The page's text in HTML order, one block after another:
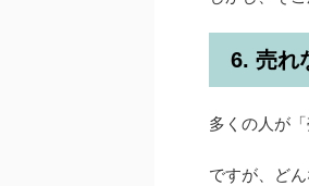
6. 売れ
多くの人が
ですが、ど